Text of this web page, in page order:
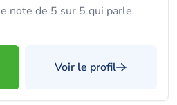
note de 5 sur 5 qui parle
Voir le profil